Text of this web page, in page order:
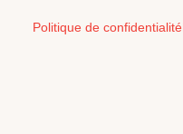
Politique de confidentialité